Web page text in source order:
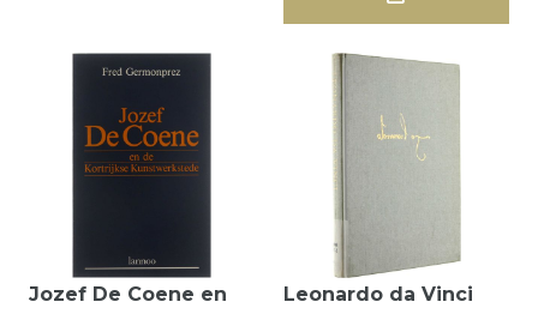
Jozef De Coene en
Leonardo da Vinci